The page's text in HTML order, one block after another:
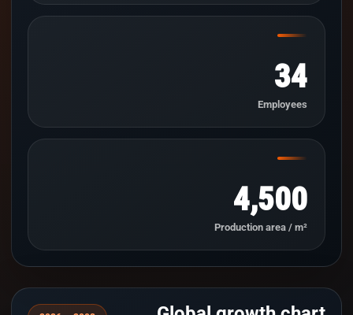
34
Employees
4,500
Production area / m²